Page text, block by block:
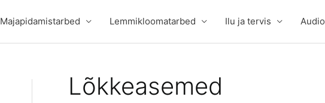
Majapidamistarbed Lemmikloomatarbed Ilu ja tervis Audio
Lõkkeasemed